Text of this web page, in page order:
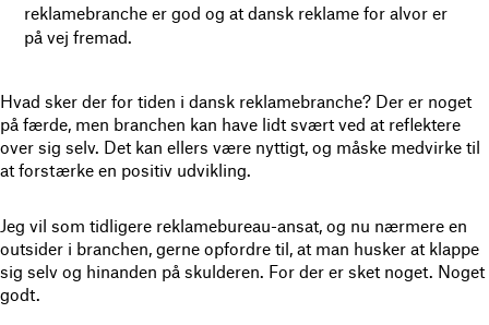
reklamebranche er god og at dansk reklame for alvor er
på vej fremad.
Hvad sker der for tiden i dansk reklamebranche? Der er noget
på færde, men branchen kan have lidt svært ved at reflektere
over sig selv. Det kan ellers være nyttigt, og måske medvirke til
at forstærke en positiv udvikling.
Jeg vil som tidligere reklamebureau-ansat, og nu nærmere en
outsider i branchen, gerne opfordre til, at man husker at klappe
sig selv og hinanden på skulderen. For der er sket noget. Noget
godt.